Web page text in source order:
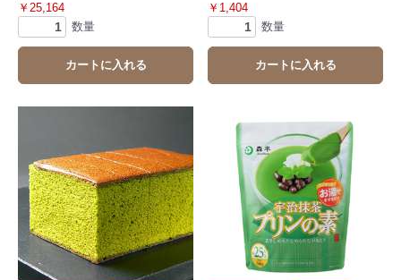
￥25,164
数量
カートに入れる
￥1,404
数量
カートに入れる